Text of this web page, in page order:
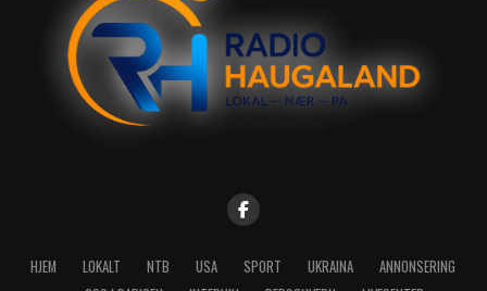
HJEM LOKALT NTB USA SPORT UKRAINA
ANNONSERING